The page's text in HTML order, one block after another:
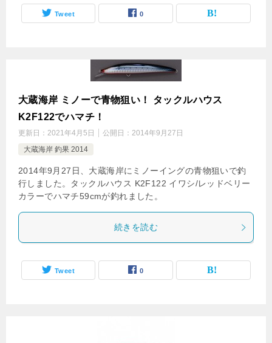
Tweet 0
大蔵海岸 ミノーで青物狙い！ タックルハウス
K2F122でハマチ！
更新日： 2021年4月5日 公開日： 2014年9月27日
大蔵海岸 釣果 2014
2014年9月27日、大蔵海岸にミノーイングの青物狙いで釣
行しました。タックルハウス K2F122 イワシ/レッドベリー
カラーでハマチ59cmが釣れました。
続きを読む
Tweet 0